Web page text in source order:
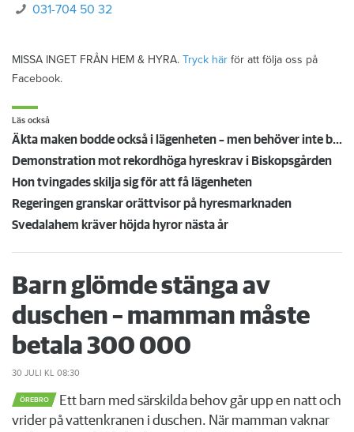
031-704 50 32
MISSA INGET FRÅN HEM & HYRA. Tryck här för att följa oss på
Facebook.
Läs också
Äkta maken bodde också i lägenheten – men behöver inte betala hyra enligt lag
Demonstration mot rekordhöga hyreskrav i Biskopsgården
Hon tvingades skilja sig för att få lägenheten
Regeringen granskar orättvisor på hyresmarknaden
Svedalahem kräver höjda hyror nästa år
Barn glömde stänga av
duschen – mamman måste
betala 300 000
30 JULI KL 08:30
ÖREBRO
Ett barn med särskilda behov går upp en natt och
vrider på vattenkranen i duschen. När mamman vaknar